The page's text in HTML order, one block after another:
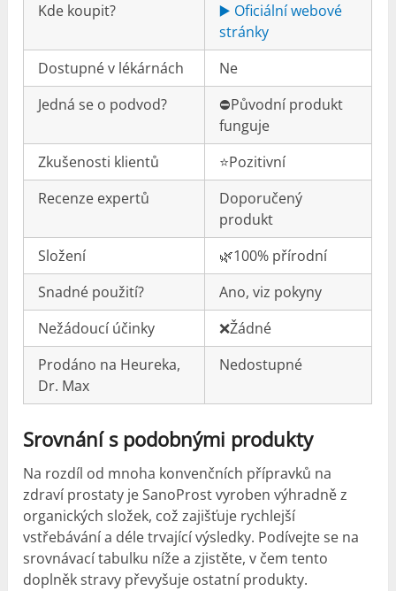
Kde koupit?
▶️ Oficiální webové
stránky
Dostupné v lékárnách
Ne
Jedná se o podvod?
⛔️Původní produkt
funguje
Zkušenosti klientů
⭐️Pozitivní
Recenze expertů
Doporučený
produkt
Složení
🌿100% přírodní
Snadné použití?
Ano, viz pokyny
Nežádoucí účinky
❌Žádné
Prodáno na Heureka,
Dr. Max
Nedostupné
Srovnání s podobnými produkty
Na rozdíl od mnoha konvenčních přípravků na
zdraví prostaty je SanoProst vyroben výhradně z
organických složek, což zajišťuje rychlejší
vstřebávání a déle trvající výsledky. Podívejte se na
srovnávací tabulku níže a zjistěte, v čem tento
doplněk stravy převyšuje ostatní produkty.